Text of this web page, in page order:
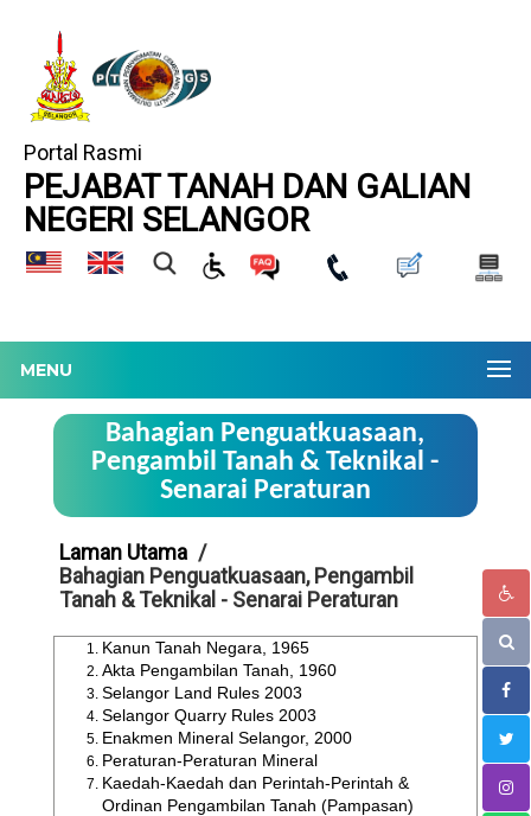
Portal Rasmi
PEJABAT TANAH DAN GALIAN
NEGERI SELANGOR
MENU
Bahagian Penguatkuasaan,
Pengambil Tanah & Teknikal -
Senarai Peraturan
Laman Utama
Bahagian Penguatkuasaan, Pengambil
Tanah & Teknikal - Senarai Peraturan
Kanun Tanah Negara, 1965
Akta Pengambilan Tanah, 1960
Selangor Land Rules 2003
Selangor Quarry Rules 2003
Enakmen Mineral Selangor, 2000
Peraturan-Peraturan Mineral
Kaedah-Kaedah dan Perintah-Perintah &
Ordinan Pengambilan Tanah (Pampasan)